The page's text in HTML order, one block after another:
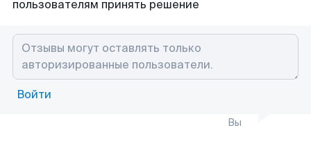
пользователям принять решение
Войти
Вы